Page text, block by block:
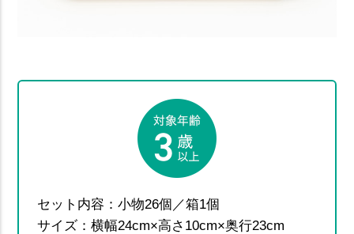
セット内容：小物26個／箱1個
サイズ：横幅24cm×高さ10cm×奥行23cm